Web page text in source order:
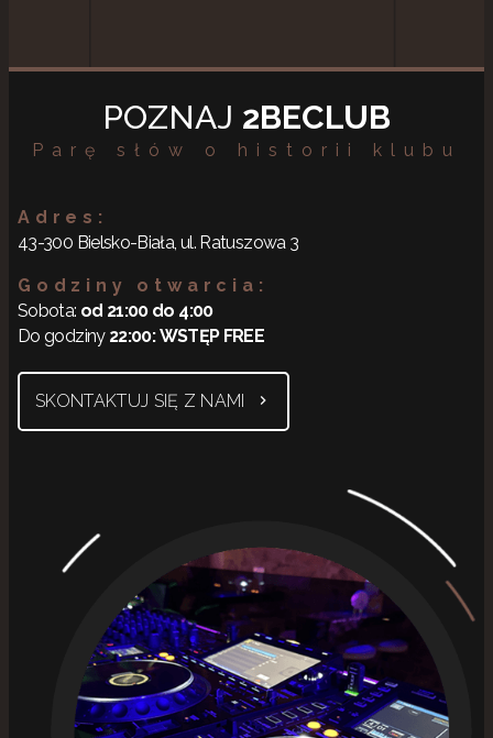
POZNAJ 2BECLUB
Parę słów o historii klubu
Adres:
43-300 Bielsko-Biała, ul. Ratuszowa 3
Godziny otwarcia:
Sobota: od 21:00 do 4:00
Do godziny 22:00: WSTĘP FREE
SKONTAKTUJ SIĘ Z NAMI chevron_right